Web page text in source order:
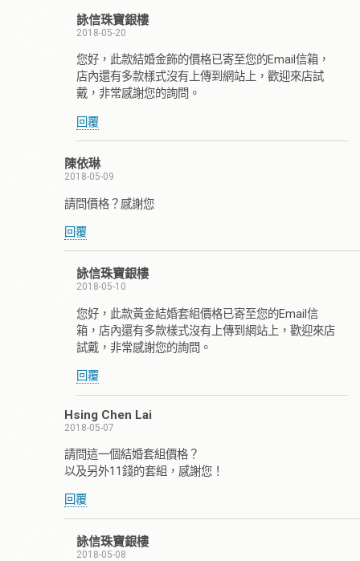
詠信珠寶銀樓
2018-05-20
您好，此款結婚金飾的價格已寄至您的Email信箱，
店內還有多款樣式沒有上傳到網站上，歡迎來店試
戴，非常感謝您的詢問。
回覆
陳依琳
2018-05-09
請問價格？感謝您
回覆
詠信珠寶銀樓
2018-05-10
您好，此款黃金結婚套組價格已寄至您的Email信
箱，店內還有多款樣式沒有上傳到網站上，歡迎來店
試戴，非常感謝您的詢問。
回覆
Hsing Chen Lai
2018-05-07
請問這一個結婚套組價格？
以及另外11錢的套組，感謝您！
回覆
詠信珠寶銀樓
2018-05-08